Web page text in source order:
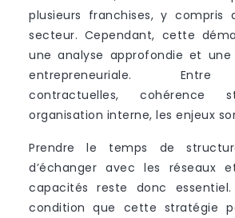
plusieurs franchises, y compris
secteur. Cependant, cette
une analyse approfondie et
entrepreneuriale. Entre
contractuelles, cohérence
organisation interne, les enjeux
Prendre le temps de
d’échanger avec les réseaux
capacités reste donc
condition que cette stratégie